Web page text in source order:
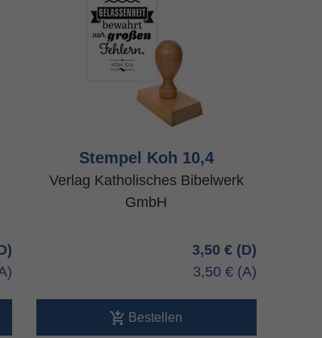
Stempel Koh 10,4
Verlag Katholisches Bibelwerk
GmbH
3,50 €
3,50 €
Bestellen